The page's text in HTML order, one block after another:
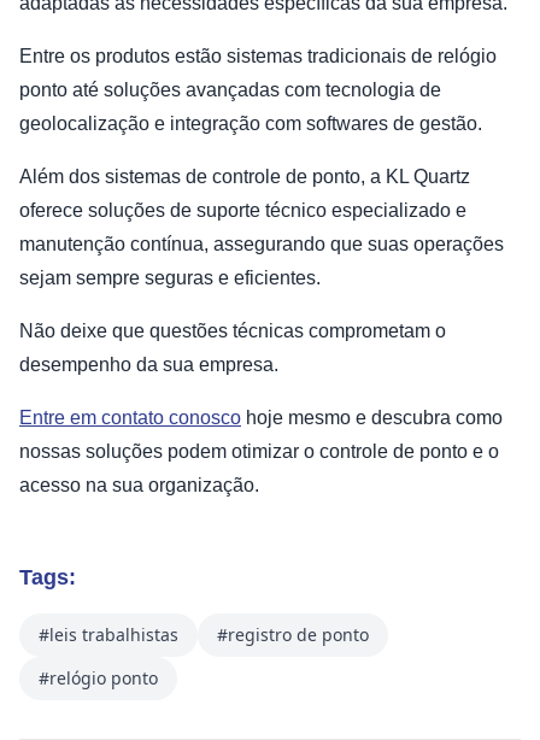
Entre os produtos estão sistemas tradicionais de relógio
ponto até soluções avançadas com tecnologia de
geolocalização e integração com softwares de gestão.
Além dos sistemas de controle de ponto, a KL Quartz
oferece soluções de suporte técnico especializado e
manutenção contínua, assegurando que suas operações
sejam sempre seguras e eficientes.
Não deixe que questões técnicas comprometam o
desempenho da sua empresa.
Entre em contato conosco hoje mesmo e descubra como
nossas soluções podem otimizar o controle de ponto e o
acesso na sua organização.
Tags:
#leis trabalhistas
#registro de ponto
#relógio ponto